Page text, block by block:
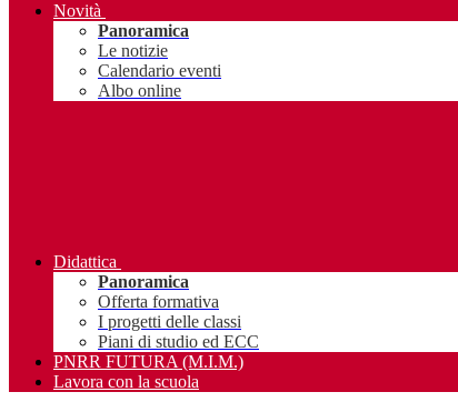
Novità
Panoramica
Le notizie
Calendario eventi
Albo online
Didattica
Panoramica
Offerta formativa
I progetti delle classi
Piani di studio ed ECC
PNRR FUTURA (M.I.M.)
Lavora con la scuola